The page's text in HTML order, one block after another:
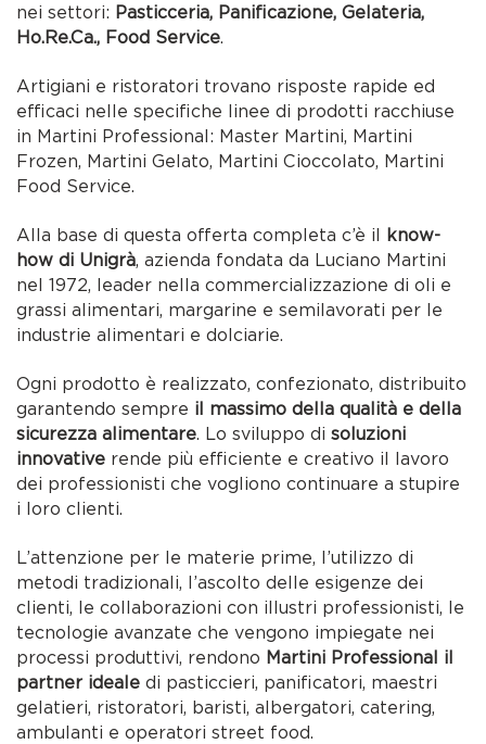
nei settori: Pasticceria, Panificazione, Gelateria,
Ho.Re.Ca., Food Service.
Artigiani e ristoratori trovano risposte rapide ed
efficaci nelle specifiche linee di prodotti racchiuse
in Martini Professional: Master Martini, Martini
Frozen, Martini Gelato, Martini Cioccolato, Martini
Food Service.
Alla base di questa offerta completa c’è il know-
how di Unigrà, azienda fondata da Luciano Martini
nel 1972, leader nella commercializzazione di oli e
grassi alimentari, margarine e semilavorati per le
industrie alimentari e dolciarie.
Ogni prodotto è realizzato, confezionato, distribuito
garantendo sempre il massimo della qualità e della
sicurezza alimentare. Lo sviluppo disoluzioni
innovative rende più efficiente e creativo il lavoro
dei professionisti che vogliono continuare a stupire
i loro clienti.
L’attenzione per le materie prime, l’utilizzo di
metodi tradizionali, l’ascolto delle esigenze dei
clienti, le collaborazioni con illustri professionisti, le
tecnologie avanzate che vengono impiegate nei
processi produttivi, rendono Martini Professional il
partner ideale di pasticcieri, panificatori, maestri
gelatieri, ristoratori, baristi, albergatori, catering,
ambulanti e operatori street food.